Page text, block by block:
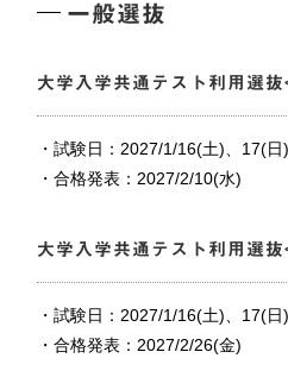
一般選抜
大学入学共通テスト利用選
・試験日：2027/1/16(土)、17(日)
・合格発表：2027/2/10(水)
大学入学共通テスト利用選
・試験日：2027/1/16(土)、17(日)
・合格発表：2027/2/26(金)